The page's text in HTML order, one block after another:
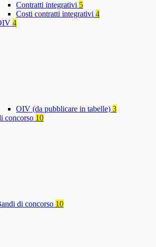
Contratti integrativi 5
Costi contratti integrativi 4
4
OIV (da pubblicare in tabelle) 3
concorso 10
di concorso 10